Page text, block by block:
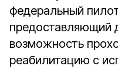
федеральный
предоставляющий
возможность
реабилитацию с